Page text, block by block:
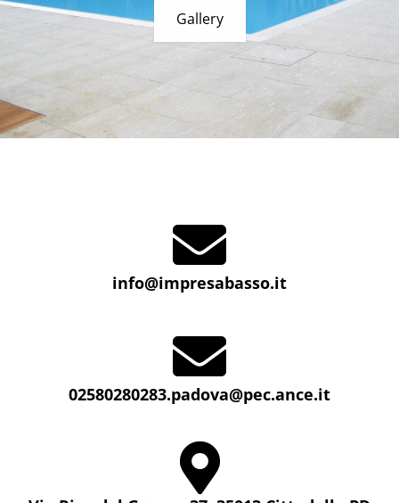
Gallery
info@impresabasso.it
02580280283.padova@pec.ance.it